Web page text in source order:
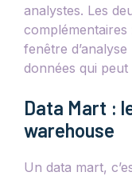
analystes. Les
fenêtre
données qui peut
Data Mart :
warehouse
Un data mart,